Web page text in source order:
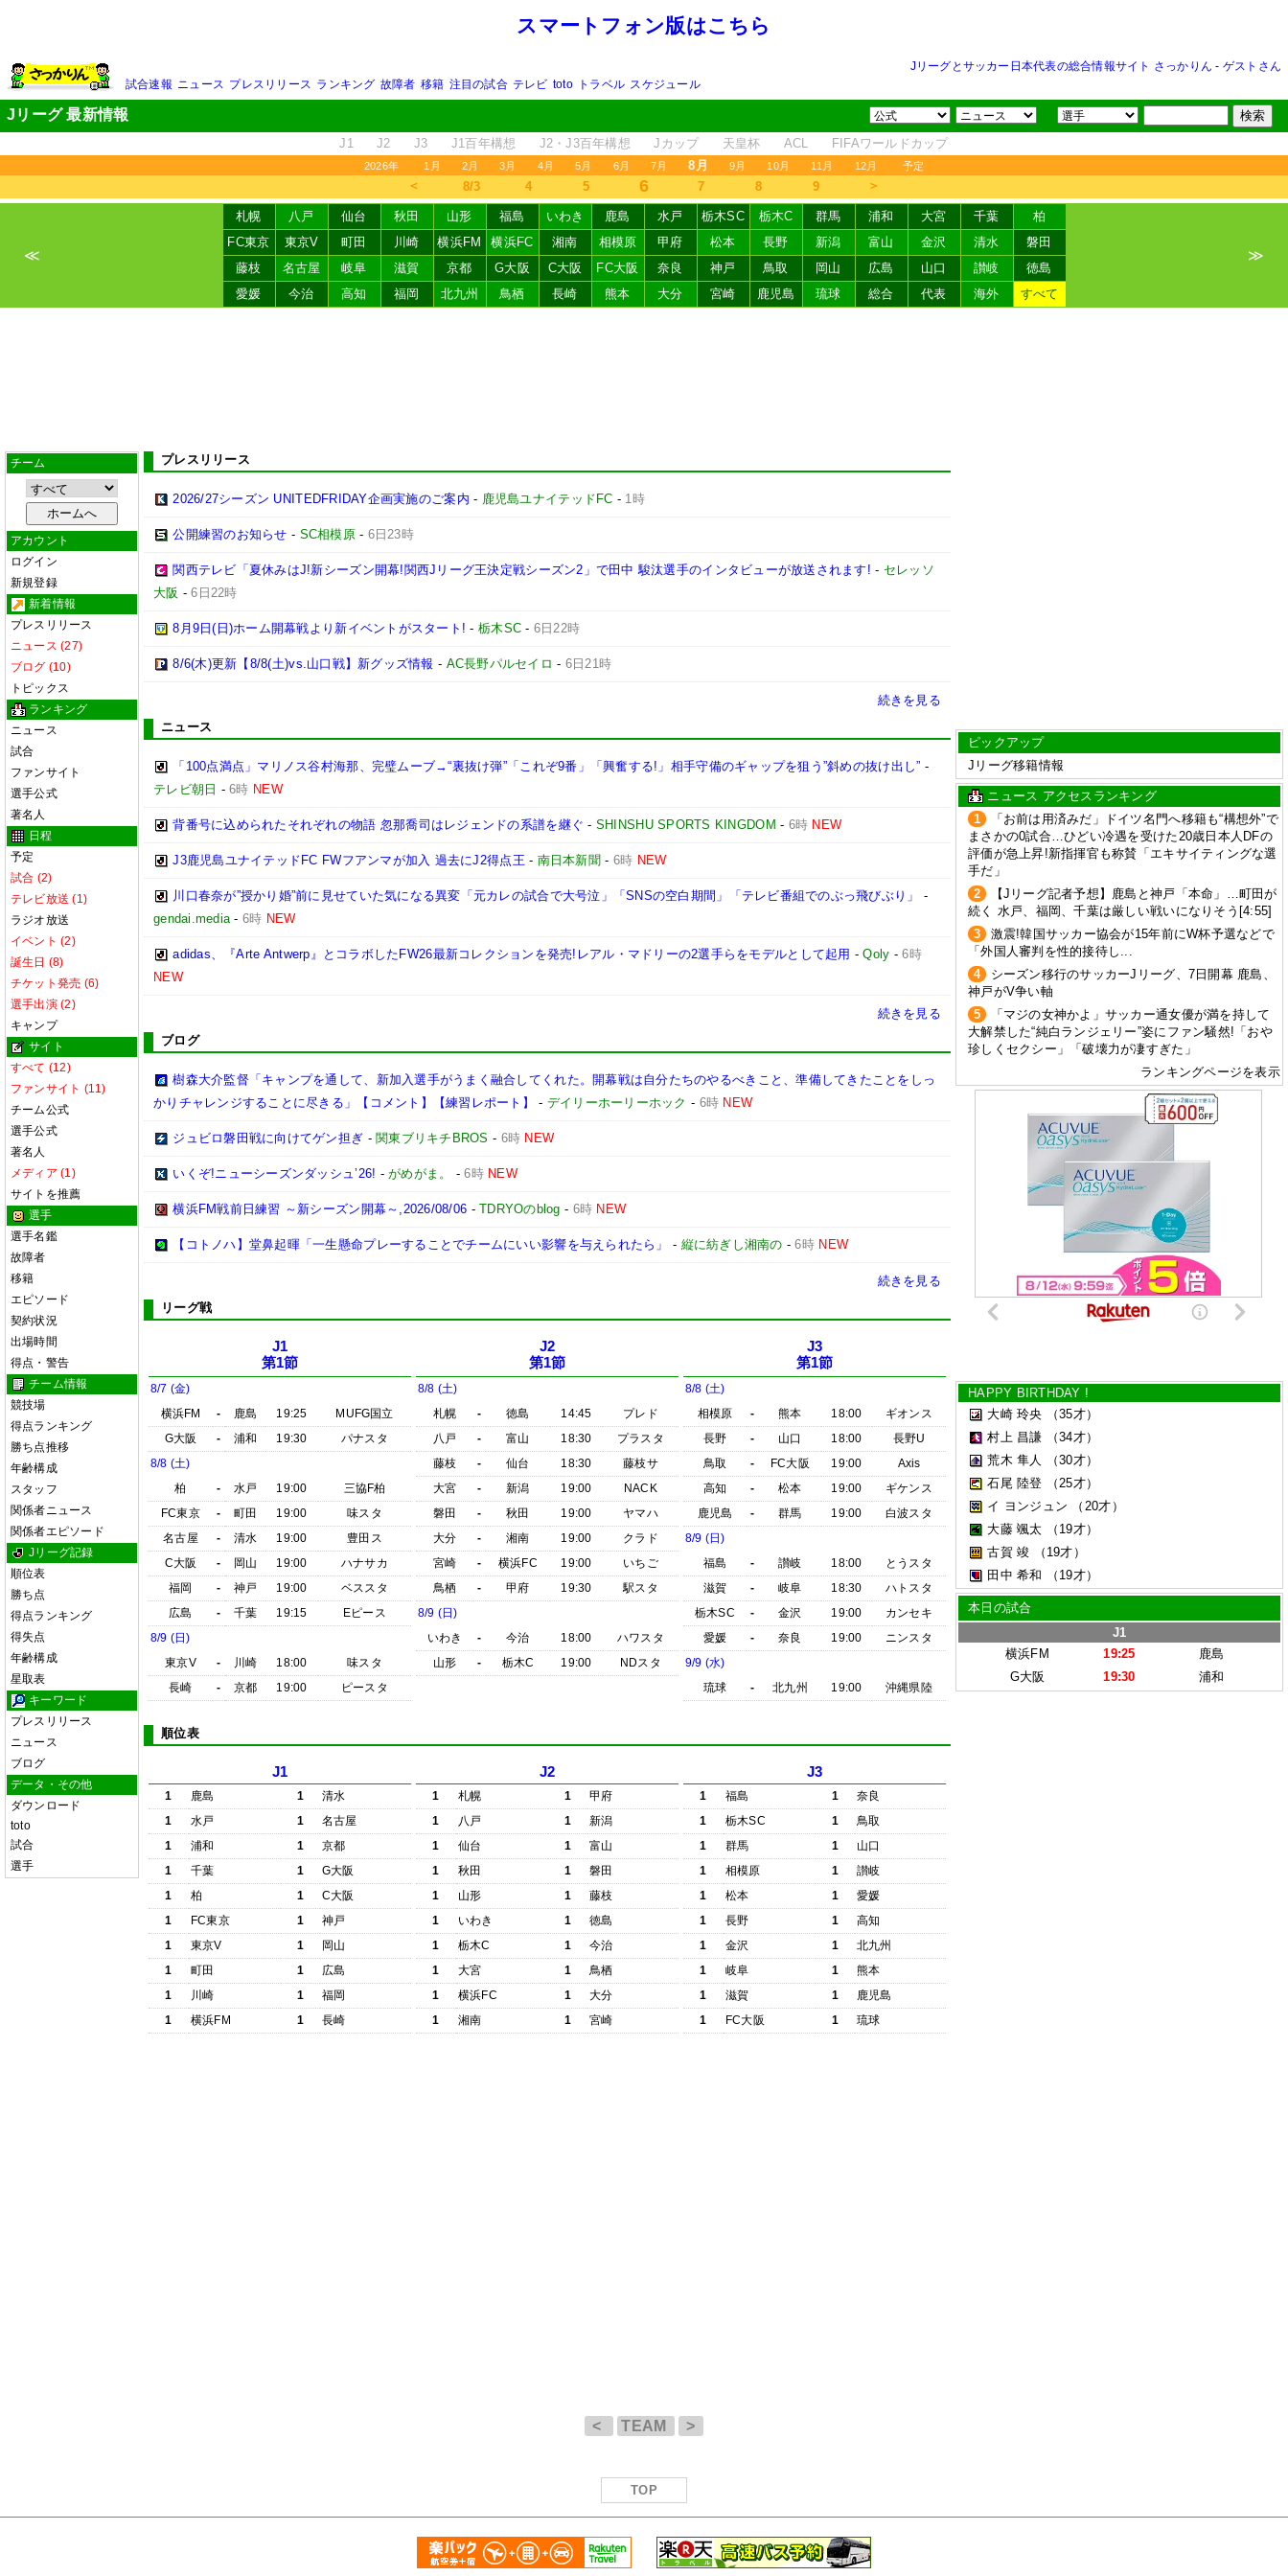
スマートフォン版はこちら
Jリーグとサッカー日本代表の総合情報サイト さっかりん - ゲストさん
試合速報 ニュース プレスリリース ランキング 故障者 移籍 注目の試合 テレビ toto トラベル スケジュール
Jリーグ 最新情報
J1 J2 J3 J1百年構想 J2・J3百年構想 Jカップ 天皇杯 ACL FIFAワールドカップ
2026年 1月 2月 3月 4月 5月 6月 7月 8月 9月 10月 11月 12月 予定
＜ 8/3 4 5 6 7 8 9 ＞
≪
札幌 八戸 仙台 秋田 山形 福島 いわき 鹿島 水戸 栃木SC 栃木C 群馬 浦和 大宮 千葉
柏
FC東京
東京V 町田 川崎 横浜FM 横浜FC 湘南 相模原 甲府 松本 長野 新潟 富山 金沢 清水
磐田
藤枝
名古屋 岐阜 滋賀 京都 G大阪 C大阪 FC大阪 奈良 神戸 鳥取 岡山 広島 山口 讃岐
徳島
愛媛
今治 高知 福岡 北九州 鳥栖 長崎 熊本 大分 宮崎 鹿児島 琉球 総合 代表 海外 すべて
≫
チーム
アカウント
ログイン
新規登録
新着情報
プレスリリース
ニュース (27)
ブログ (10)
トピックス
ランキング
ニュース
試合
ファンサイト
選手公式
著名人
日程
予定
試合 (2)
テレビ放送 (1)
ラジオ放送
イベント (2)
誕生日 (8)
チケット発売 (6)
選手出演 (2)
キャンプ
サイト
すべて (12)
ファンサイト (11)
チーム公式
選手公式
著名人
メディア (1)
サイトを推薦
選手
選手名鑑
故障者
移籍
エピソード
契約状況
出場時間
得点・警告
チーム情報
競技場
得点ランキング
勝ち点推移
年齢構成
スタッフ
関係者ニュース
関係者エピソード
Jリーグ記録
順位表
勝ち点
得点ランキング
得失点
年齢構成
星取表
キーワード
プレスリリース
ニュース
ブログ
データ・その他
ダウンロード
toto
試合
選手
プレスリリース
2026/27シーズン UNITEDFRIDAY企画実施のご案内 - 鹿児島ユナイテッドFC - 1時
公開練習のお知らせ - SC相模原- 6日23時
関西テレビ「夏休みはJ!新シーズン開幕!関西Jリーグ王決定戦シーズン2」で田中 駿汰選手のインタビューが放送されます! - セレッソ
大阪 -6日22時
8月9日(日)ホーム開幕戦より新イベントがスタート! -栃木SC - 6日22時
8/6(木)更新【8/8(土)vs.山口戦】新グッズ情報 - AC長野パルセイロ - 6日21時
続きを見る
ニュース
「100点満点」マリノス谷村海那、完璧ムーブ→“裏抜け弾”「これぞ9番」「興奮する!」相手守備のギャップを狙う”斜めの抜け出し” -
テレビ朝日 -6時 NEW
背番号に込められたそれぞれの物語 忽那喬司はレジェンドの系譜を継ぐ - SHINSHU SPORTS KINGDOM - 6時 NEW
J3鹿児島ユナイテッドFC FWフアンマが加入 過去にJ2得点王 - 南日本新聞 - 6時 NEW
川口春奈が”授かり婚”前に見せていた気になる異変「元カレの試合で大号泣」「SNSの空白期間」「テレビ番組でのぶっ飛びぶり」
-
gendai.media-6時 NEW
adidas、『Arte Antwerp』とコラボしたFW26最新コレクションを発売!レアル・マドリーの2選手らをモデルとして起用 -Qoly -6時
NEW
続きを見る
ブログ
樹森大介監督「キャンプを通して、新加入選手がうまく融合してくれた。開幕戦は自分たちのやるべきこと、準備してきたことをしっ
かりチャレンジすることに尽きる」【コメント】【練習レポート】
- デイリーホーリーホック - 6時 NEW
ジュビロ磐田戦に向けてゲン担ぎ - 関東ブリキチBROS - 6時 NEW
いくぞ!ニューシーズンダッシュ’26! -がめがま。 -6時 NEW
横浜FM戦前日練習 ～新シーズン開幕～,2026/08/06 -TDRYOのblog - 6時 NEW
【コトノハ】堂鼻起暉「一生懸命プレーすることでチームにいい影響を与えられたら」 - 縦に紡ぎし湘南の -6時 NEW
続きを見る
リーグ戦
J1
第1節
8/7 (金)
横浜FM
- 鹿島 19:25
MUFG国立
G大阪
- 浦和 19:30
パナスタ
8/8 (土)
柏
- 水戸 19:00
三協F柏
FC東京
- 町田 19:00
味スタ
名古屋
- 清水 19:00
豊田ス
C大阪
- 岡山 19:00
ハナサカ
福岡
- 神戸 19:00
ベススタ
広島
- 千葉 19:15
Eピース
8/9 (日)
東京V
- 川崎 18:00
味スタ
長崎
- 京都 19:00 ピースタ
J2
第1節
8/8 (土)
札幌
- 徳島 14:45
プレド
八戸
- 富山 18:30
プラスタ
藤枝
- 仙台 18:30
藤枝サ
大宮
- 新潟 19:00
NACK
磐田
- 秋田 19:00
ヤマハ
大分
- 湘南 19:00
クラド
宮崎
- 横浜FC 19:00
いちご
鳥栖
- 甲府 19:30
駅スタ
8/9 (日)
いわき
- 今治 18:00
ハワスタ
山形
- 栃木C 19:00 NDスタ
J3
第1節
8/8 (土)
相模原
- 熊本 18:00
ギオンス
長野
- 山口 18:00
長野U
鳥取
- FC大阪 19:00
Axis
高知
- 松本 19:00
ギケンス
鹿児島
- 群馬 19:00
白波スタ
8/9 (日)
福島
- 讃岐 18:00
とうスタ
滋賀
- 岐阜 18:30
ハトスタ
栃木SC
- 金沢 19:00
カンセキ
愛媛
- 奈良 19:00
ニンスタ
9/9 (水)
琉球
- 北九州 19:00 沖縄県陸
順位表
J1
1 鹿島 1
清水
1
水戸 1
名古屋
1
浦和 1
京都
1
千葉 1
G大阪
1
柏 1
C大阪
1
FC東京 1
神戸
1
東京V 1
岡山
1
町田 1
広島
1
川崎 1
福岡
1
横浜FM 1 長崎
J2
1 札幌 1
甲府
1
八戸 1
新潟
1
仙台 1
富山
1
秋田 1
磐田
1
山形 1
藤枝
1
いわき 1
徳島
1
栃木C 1
今治
1
大宮 1
鳥栖
1
横浜FC 1
大分
1
湘南 1 宮崎
J3
1 福島 1
奈良
1
栃木SC 1
鳥取
1
群馬 1
山口
1
相模原 1
讃岐
1
松本 1
愛媛
1
長野 1
高知
1
金沢 1
北九州
1
岐阜 1
熊本
1
滋賀 1
鹿児島
1
FC大阪 1 琉球
ピックアップ
Jリーグ移籍情報
ニュース アクセスランキング
1
「お前は用済みだ」ドイツ名門へ移籍も“構想外”で
まさかの0試合…ひどい冷遇を受けた20歳日本人DFの
評価が急上昇!新指揮官も称賛「エキサイティングな選
手だ」
2
【Jリーグ記者予想】鹿島と神戸「本命」…町田が
続く 水戸、福岡、千葉は厳しい戦いになりそう[4:55]
3
激震!韓国サッカー協会が15年前にW杯予選などで
「外国人審判を性的接待し...
4
シーズン移行のサッカーJリーグ、7日開幕 鹿島、
神戸がV争い軸
5
「マジの女神かよ」サッカー通女優が満を持して
大解禁した“純白ランジェリー”姿にファン騒然!「おや
珍しくセクシー」「破壊力が凄すぎた」
ランキングページを表示
HAPPY BIRTHDAY !
大崎 玲央
（35才）
村上 昌謙
（34才）
荒木 隼人
（30才）
石尾 陸登
（25才）
イ ヨンジュン
（20才）
大藤 颯太
（19才）
古賀 竣
（19才）
田中 希和
（19才）
本日の試合
J1
横浜FM
19:25
鹿島
G大阪
19:30 浦和
< TEAM >
TOP